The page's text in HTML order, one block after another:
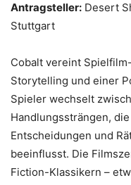
Antragsteller: Desert
Stuttgart
Cobalt vereint
Storytelling und einer
Spieler wechselt
Handlungssträngen,
Entscheidungen und
beeinflusst. Die
Fiction-Klassikern –